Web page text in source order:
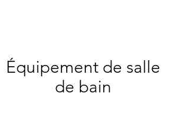
Équipement de salle
de bain